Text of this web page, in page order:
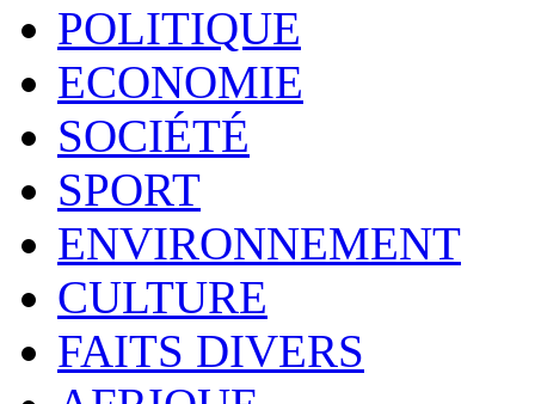
POLITIQUE
ECONOMIE
SOCIÉTÉ
SPORT
ENVIRONNEMENT
CULTURE
FAITS DIVERS